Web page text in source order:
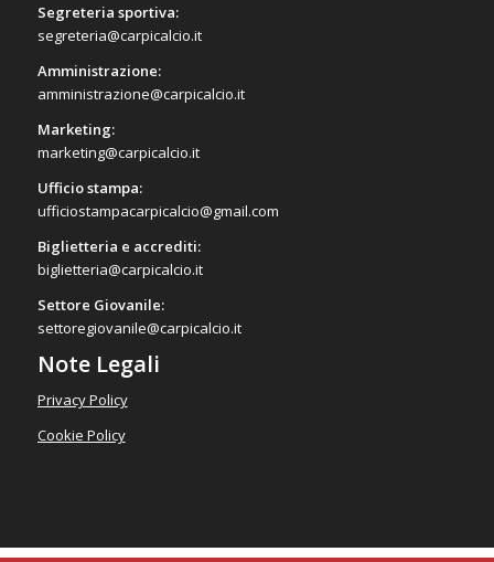
Segreteria sportiva:
segreteria@carpicalcio.it
Amministrazione:
amministrazione@carpicalcio.it
Marketing:
marketing@carpicalcio.it
Ufficio stampa:
ufficiostampacarpicalcio@gmail.com
Biglietteria e accrediti:
biglietteria@carpicalcio.it
Settore Giovanile:
settoregiovanile@carpicalcio.it
Note Legali
Privacy Policy
Cookie Policy